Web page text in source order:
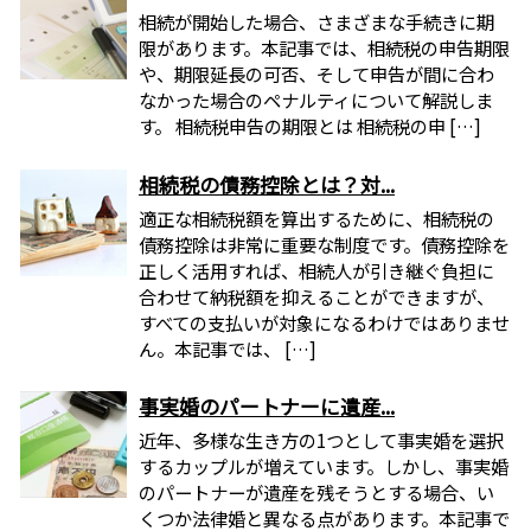
相続が開始した場合、さまざまな手続きに期
限があります。本記事では、相続税の申告期限
や、期限延長の可否、そして申告が間に合わ
なかった場合のペナルティについて解説しま
す。 相続税申告の期限とは 相続税の申 […]
相続税の債務控除とは？対...
適正な相続税額を算出するために、相続税の
債務控除は非常に重要な制度です。債務控除を
正しく活用すれば、相続人が引き継ぐ負担に
合わせて納税額を抑えることができますが、
すべての支払いが対象になるわけではありませ
ん。本記事では、 […]
事実婚のパートナーに遺産...
近年、多様な生き方の1つとして事実婚を選択
するカップルが増えています。しかし、事実婚
のパートナーが遺産を残そうとする場合、い
くつか法律婚と異なる点があります。本記事で